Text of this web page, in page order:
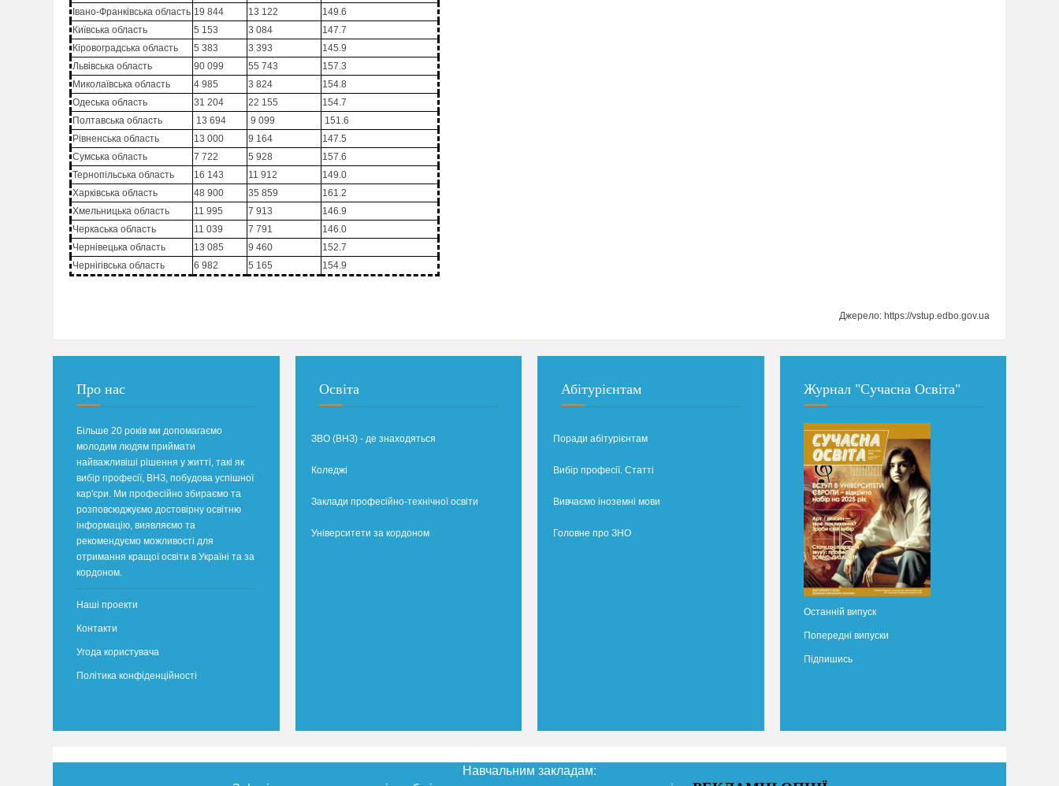
Івано-Франківська область 19 844 13 122
149.6
Київська область
5 153 3 084
147.7
Кіровоградська область
5 383 3 393
145.9
Львівська область
90 099 55 743
157.3
Миколаївська область
4 985 3 824
154.8
Одеська область
31 204 22 155
154.7
Полтавська область
13 694 9 099
151.6
Рівненська область
13 000 9 164
147.5
Сумська область
7 722 5 928
157.6
Тернопільська область
16 143 11 912
149.0
Харківська область
48 900 35 859
161.2
Хмельницька область
11 995 7 913
146.9
Черкаська область
11 039 7 791
146.0
Чернівецька область
13 085 9 460
152.7
Чернігівська область
6 982 5 165 154.9
Джерело: https://vstup.edbo.gov.ua
Про нас
Більше 20 років ми допомагаємо
молодим людям приймати
найважливіші рішення у житті, такі як
вибір професії, ВНЗ, побудова успішної
кар'єри. Ми професійно збираємо та
розповсюджуємо достовірну освітню
інформацію, виявляємо та
рекомендуємо можливості для
отримання кращої освіти в Україні та за
кордоном.
Наші проекти
Контакти
Угода користувача
Політика конфіденційності
Освіта
ЗВО (ВНЗ) - де знаходяться
Коледжі
Заклади професійно-технічної освіти
Університети за кордоном
Абітурієнтам
Поради абітурієнтам
Вибір професії. Статті
Вивчаємо іноземні мови
Головне про ЗНО
Журнал "Сучасна Освіта"
Останній випуск
Попередні випуски
Підпишись
Навчальним закладам: